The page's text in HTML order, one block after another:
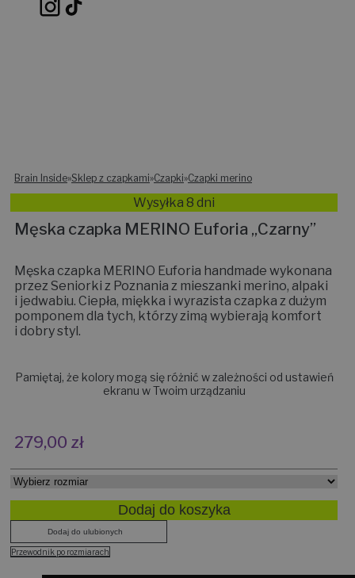
Brain Inside»Sklep z czapkami»Czapki»Czapki merino
Wysyłka 8 dni
Męska czapka MERINO Euforia „Czarny”
Męska czapka MERINO Euforia handmade wykonana
przez Seniorki z Poznania z mieszanki merino, alpaki
i jedwabiu. Ciepła, miękka i wyrazista czapka z dużym
pomponem dla tych, którzy zimą wybierają komfort
i dobry styl.
Pamiętaj, że kolory mogą się różnić w zależności od ustawień
ekranu w Twoim urządzaniu
279,00 zł
Dodaj do koszyka
Dodaj do ulubionych
Przewodnik po rozmiarach